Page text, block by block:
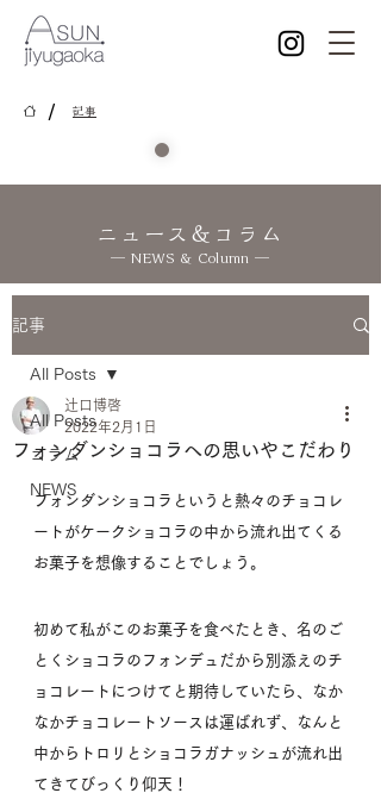
/ 記事
ニュース＆コラム
― NEWS & Column ―
記事
All Posts
コラム
NEWS
All Posts
フォンダンショコラへの思いやこだわり
辻口博啓
2022年2月1日
フォンダンショコラというと熱々のチョコレ
ートがケークショコラの中から流れ出てくる
お菓子を想像することでしょう。
初めて私がこのお菓子を食べたとき、名のご
とくショコラのフォンデュだから別添えのチ
ョコレートにつけてと期待していたら、なか
なかチョコレートソースは運ばれず、なんと
中からトロリとショコラガナッシュが流れ出
てきてびっくり仰天！